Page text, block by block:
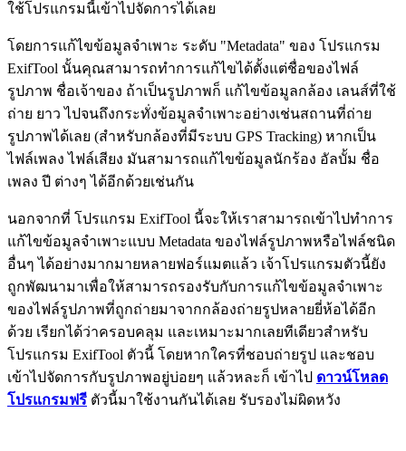
ใช้โปรแกรมนี้เข้าไปจัดการได้เลย
โดยการแก้ไขข้อมูลจำเพาะ ระดับ "Metadata" ของ โปรแกรม
ExifTool นั้นคุณสามารถทำการแก้ไขได้ตั้งแต่ชื่อของไฟล์
รูปภาพ ชื่อเจ้าของ ถ้าเป็นรูปภาพก็ แก้ไขข้อมูลกล้อง เลนส์ที่ใช้
ถ่าย ยาว ไปจนถึงกระทั่งข้อมูลจำเพาะอย่างเช่นสถานที่ถ่าย
รูปภาพได้เลย (สำหรับกล้องที่มีระบบ GPS Tracking) หากเป็น
ไฟล์เพลง ไฟล์เสียง มันสามารถแก้ไขข้อมูลนักร้อง อัลบั้ม ชื่อ
เพลง ปี ต่างๆ ได้อีกด้วยเช่นกัน
นอกจากที่ โปรแกรม ExifTool นี้จะให้เราสามารถเข้าไปทำการ
แก้ไขข้อมูลจำเพาะแบบ Metadata ของไฟล์รูปภาพหรือไฟล์ชนิด
อื่นๆ ได้อย่างมากมายหลายฟอร์แมตแล้ว เจ้าโปรแกรมตัวนี้ยัง
ถูกพัฒนามาเพื่อให้สามารถรองรับกับการแก้ไขข้อมูลจำเพาะ
ของไฟล์รูปภาพที่ถูกถ่ายมาจากกล้องถ่ายรูปหลายยี่ห้อได้อีก
ด้วย เรียกได้ว่าครอบคลุม และเหมาะมากเลยทีเดียวสำหรับ
โปรแกรม ExifTool ตัวนี้ โดยหากใครที่ชอบถ่ายรูป และชอบ
เข้าไปจัดการกับรูปภาพอยู่บ่อยๆ แล้วหละก็ เข้าไป ดาวน์โหลด
โปรแกรมฟรี ตัวนี้มาใช้งานกันได้เลย รับรองไม่ผิดหวัง